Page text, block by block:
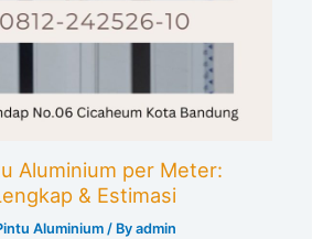
Aluminium per Meter:
& Estimasi
Aluminium/ Byadmin